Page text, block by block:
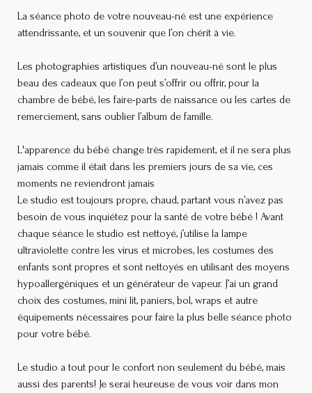
La séance photo de votre nouveau-né est une expérience
attendrissante, et un souvenir que l’on chérit à vie.
Les photographies artistiques d’un nouveau-né sont le plus
beau des cadeaux que l’on peut s’offrir ou offrir, pour la
chambre de bébé, les faire-parts de naissance ou les cartes de
remerciement, sans oublier l’album de famille.
L'apparence du bébé change très rapidement, et il ne sera plus
jamais comme il était dans les premiers jours de sa vie, ces
moments ne reviendront jamais
Le studio est toujours propre, chaud, partant vous n’avez pas
besoin de vous inquiétez pour la santé de votre bébé ! Avant
chaque séance le studio est nettoyé, j’utilise la lampe
ultraviolette contre les virus et microbes, les costumes des
enfants sont propres et sont nettoyés en utilisant des moyens
hypoallergéniques et un générateur de vapeur. J’ai un grand
choix des costumes, mini lit, paniers, bol, wraps et autre
équipements nécessaires pour faire la plus belle séance photo
pour votre bébé.
Le studio a tout pour le confort non seulement du bébé, mais
aussi des parents! Je serai heureuse de vous voir dans mon